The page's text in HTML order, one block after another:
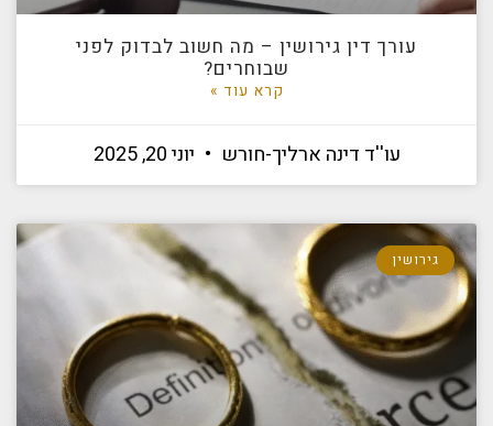
עורך דין גירושין – מה חשוב לבדוק לפני
שבוחרים?
קרא עוד »
עו''ד דינה ארליך-חורש יוני 20, 2025
גירושין